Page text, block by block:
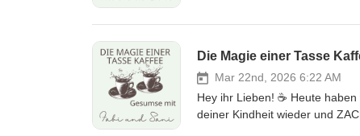
Warum neue Motivation im
www.fabienneryser.ch Music:
www.bensound.com
Die Magie einer Tasse
Mar 22nd, 2026 6:22 AM
Hey ihr Lieben! ☕ Heute
deiner Kindheit wieder und